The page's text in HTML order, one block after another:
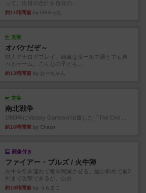
って、出目の合計を自分の...
約11時間前 by OSAっち
充実
オバケだぞ～
対人アナログプレイ。簡単なルールで誰とでも遊
べるゲーム。こんなの子ども...
約13時間前 by おーちゃん
充実
南北戦争
1983年にVictory Gamesが出版した『The Civil ...
約16時間前 by Chaco
画像付き
ファイアー・ブルズ / 火牛陣
火牛を引き連れて敵を殲滅させる。縦か斜めで前2
列まで攻撃できるが、自分...
約18時間前 by うらまこ